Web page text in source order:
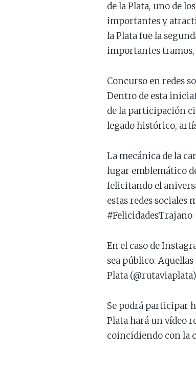
de la Plata, uno de
importantes y
la Plata fue la
importantes tramos,
Concurso en redes
Dentro de esta
de la participación
legado histórico,
La mecánica de la
lugar emblemático
felicitando el
estas redes sociales
#FelicidadesTrajano
En el caso de
sea público.
Plata
Se podrá participar
Plata hará un vídeo
coincidiendo con la